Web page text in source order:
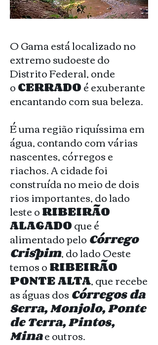
O Gama está localizado no
extremo sudoeste do
Distrito Federal, onde
oCERRADOé exuberante
encantando com sua beleza.
É uma região riquíssima em
água, contando com várias
nascentes, córregos e
riachos. A cidade foi
construída no meio de dois
rios importantes, do lado
leste oRIBEIRÃO
ALAGADOque é
alimentado peloCórrego
Crispim, do lado Oeste
temos oRIBEIRÃO
PONTE ALTA, que recebe
as águas dosCórregos da
Serra, Monjolo, Ponte
de Terra, Pintos,
Minae outros.